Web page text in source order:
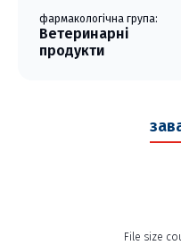
фармакологічна група:
Ветеринарні
продукти
File size